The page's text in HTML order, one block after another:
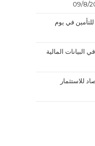
في يوم
المالية
للاستثمار